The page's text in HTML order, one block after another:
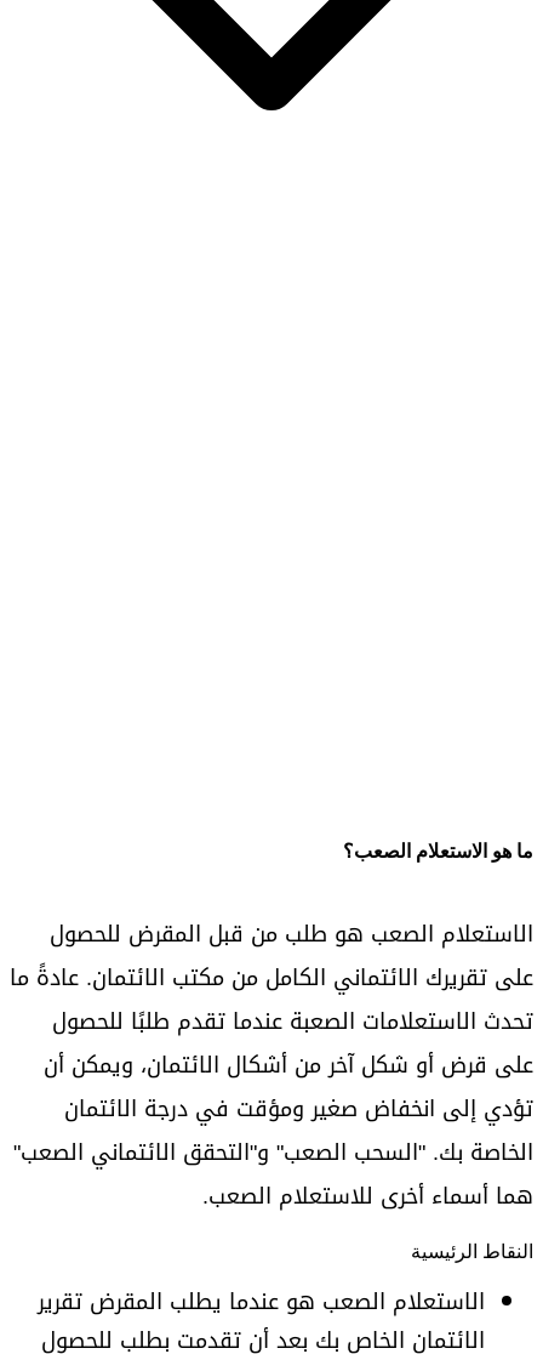
ما هو الاستعلام الصعب؟
الاستعلام الصعب هو طلب من قبل المقرض للحصول
على تقريرك الائتماني الكامل من مكتب الائتمان. عادةً ما
تحدث الاستعلامات الصعبة عندما تقدم طلبًا للحصول
على قرض أو شكل آخر من أشكال الائتمان، ويمكن أن
تؤدي إلى انخفاض صغير ومؤقت في درجة الائتمان
الخاصة بك. "السحب الصعب" و"التحقق الائتماني الصعب"
هما أسماء أخرى للاستعلام الصعب.
النقاط الرئيسية
الاستعلام الصعب هو عندما يطلب المقرض تقرير
الائتمان الخاص بك بعد أن تقدمت بطلب للحصول